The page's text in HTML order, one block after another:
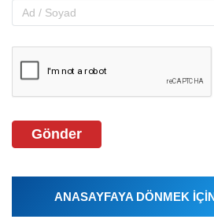
Gönder
ANASAYFAYA DÖNMEK